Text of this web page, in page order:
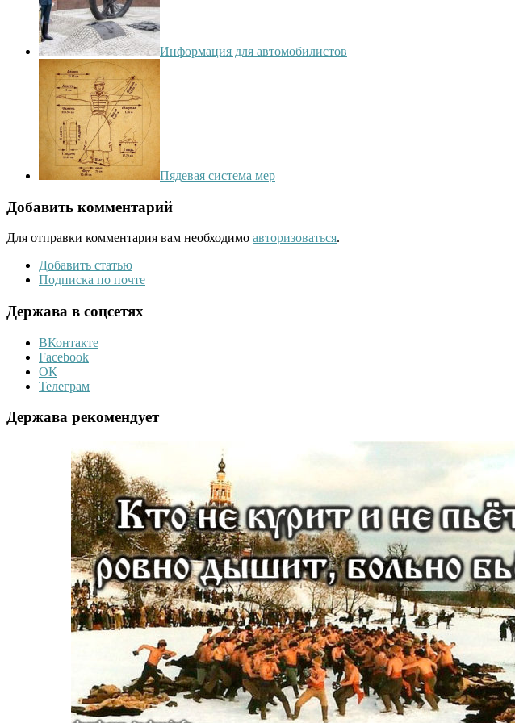
Информация для автомобилистов
Пядевая система мер
Добавить комментарий
Для отправки комментария вам необходимо авторизоваться.
Добавить статью
Подписка по почте
Держава в соцсетях
ВКонтакте
Facebook
ОК
Телеграм
Держава рекомендует